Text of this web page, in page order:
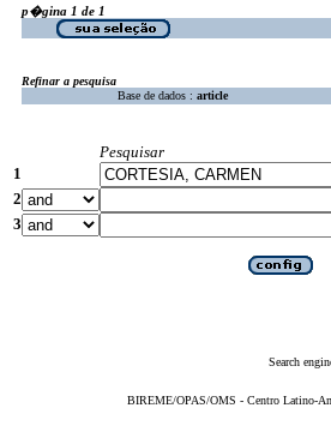
p�gina 1 de 1
Refinar a pesquisa
Base de dados : article
Pesquisar
1
2
3
Search
BIREME/OPAS/OMS - Centro Latino-